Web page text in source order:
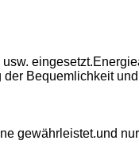
Bequemlichkeit
gewährleistet.und